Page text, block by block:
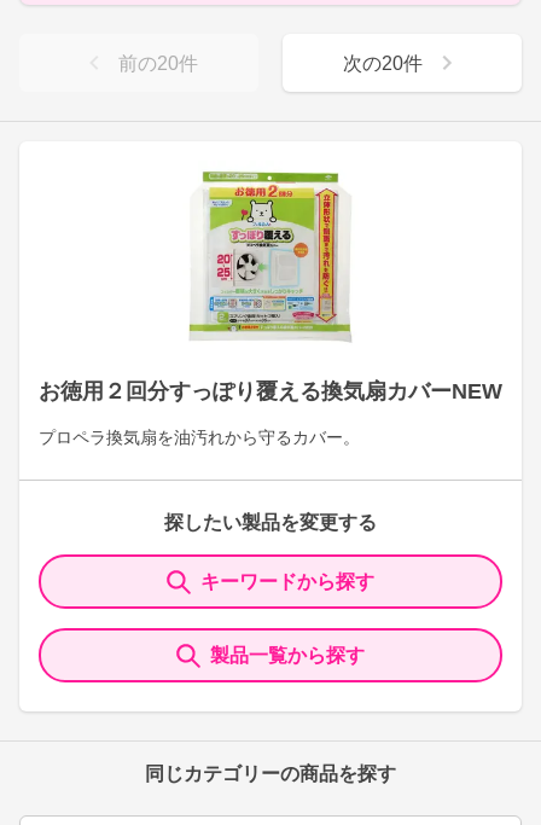
お徳用２回分すっぽり覆える換気扇カバーNEW
プロペラ換気扇を油汚れから守るカバー。
探したい製品を変更する
キーワードから探す
製品一覧から探す
同じカテゴリーの商品を探す
前の20件 次の20件